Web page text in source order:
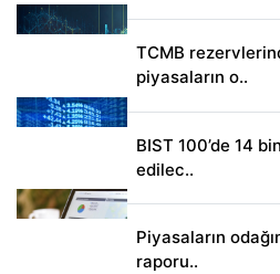
TCMB
piyasaların o..
BIST 100’de 14
edilec..
Piyasaların
raporu..